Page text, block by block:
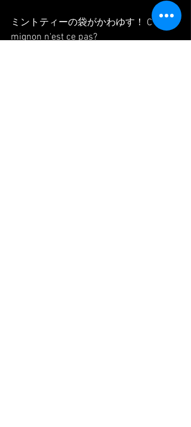
ミントティーの袋がかわゆす！ C'est
mignon n'est ce pas?